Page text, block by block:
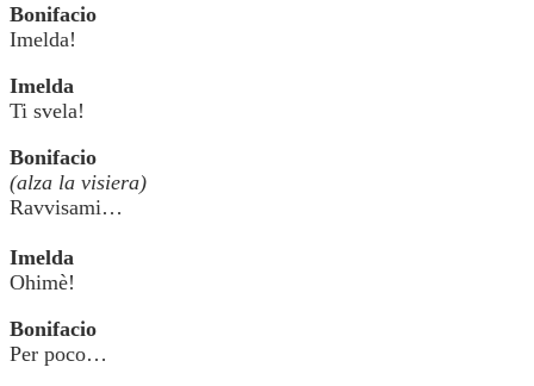
Bonifacio
Imelda!
Imelda
Ti svela!
Bonifacio
(alza la visiera)
Ravvisami…
Imelda
Ohimè!
Bonifacio
Per poco…